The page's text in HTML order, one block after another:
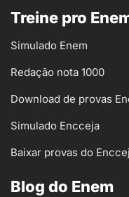
Treine pro
Simulado Enem
Redação nota 1000
Download de provas
Simulado Encceja
Baixar provas do
Blog do Enem